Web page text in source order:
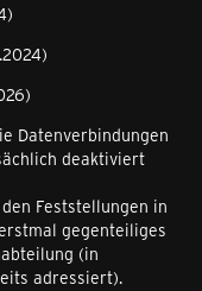
Datenverbindungen
deaktiviert
Feststellungen in
gegenteiliges
(in
adressiert).